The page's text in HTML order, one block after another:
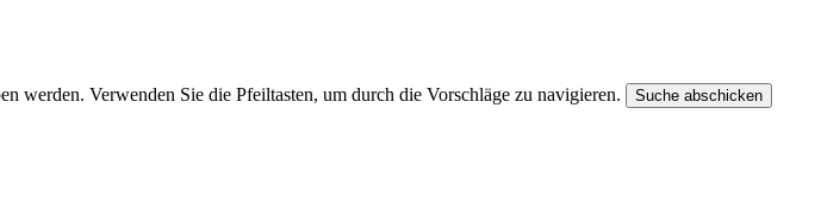
werden. Verwenden Sie die Pfeiltasten, um durch die Vorschläge zu navigieren. Suche abschicken